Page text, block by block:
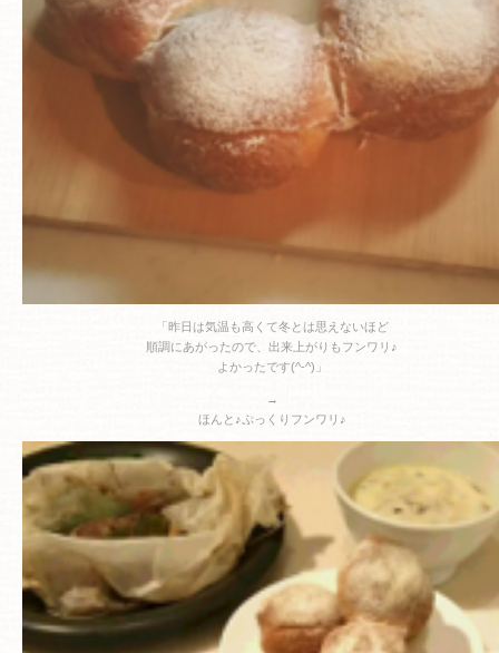
「昨日は気温も高くて冬とは思えないほど
順調にあがったので、出来上がりもフンワリ♪
よかったです(^-^)」
→
ほんと♪ぷっくりフンワリ♪